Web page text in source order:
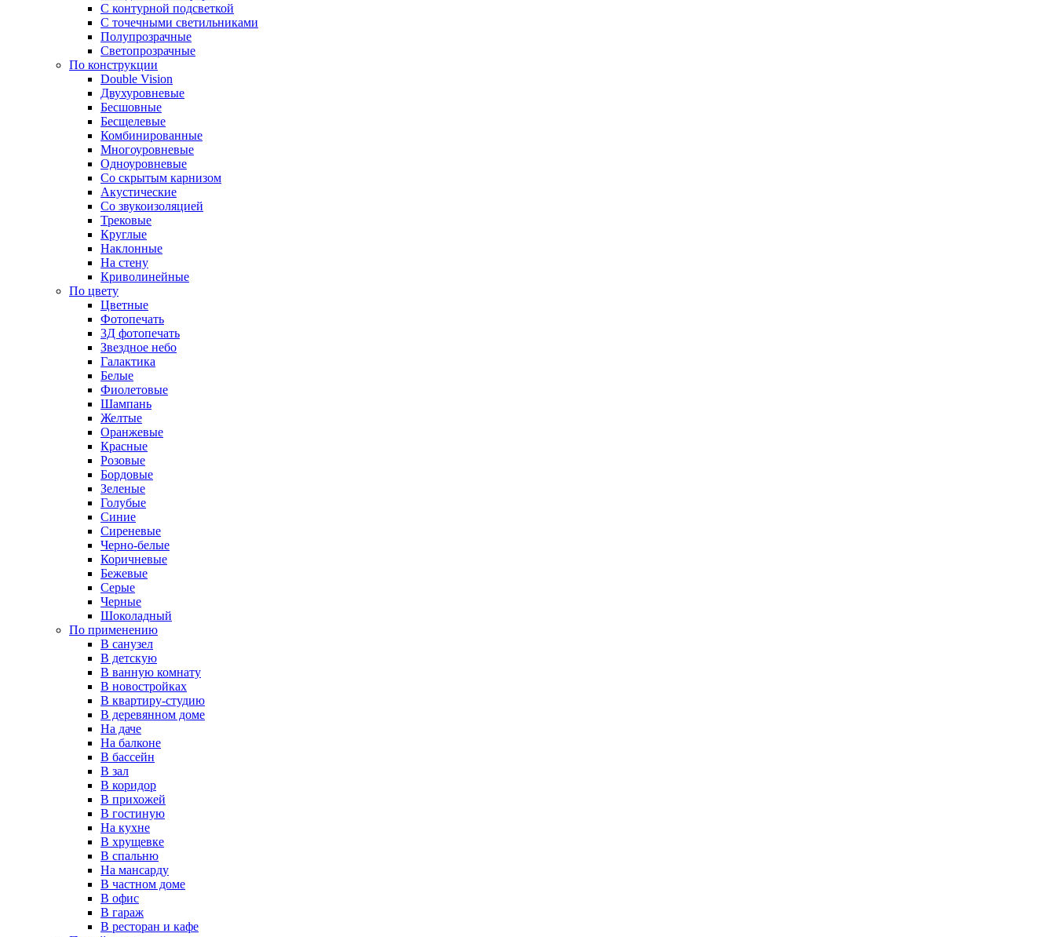
С контурной подсветкой
С точечными светильниками
Полупрозрачные
Светопрозрачные
По конструкции
Double Vision
Двухуровневые
Бесшовные
Бесщелевые
Комбинированные
Многоуровневые
Одноуровневые
Со скрытым карнизом
Акустические
Со звукоизоляцией
Трековые
Круглые
Наклонные
На стену
Криволинейные
По цвету
Цветные
Фотопечать
3Д фотопечать
Звездное небо
Галактика
Белые
Фиолетовые
Шампань
Желтые
Оранжевые
Красные
Розовые
Бордовые
Зеленые
Голубые
Синие
Сиреневые
Черно-белые
Коричневые
Бежевые
Серые
Черные
Шоколадный
По применению
В санузел
В детскую
В ванную комнату
В новостройках
В квартиру-студию
В деревянном доме
На даче
На балконе
В бассейн
В зал
В коридор
В прихожей
В гостиную
На кухне
В хрущевке
В спальню
На мансарду
В частном доме
В офис
В гараж
В ресторан и кафе